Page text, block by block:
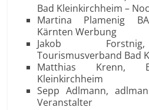
Bad Kleinkirchheim –
Martina Plamenig
Kärnten Werbung
Jakob
Tourismusverband Bad
Matthias Krenn,
Kleinkirchheim
Sepp Adlmann,
Veranstalter